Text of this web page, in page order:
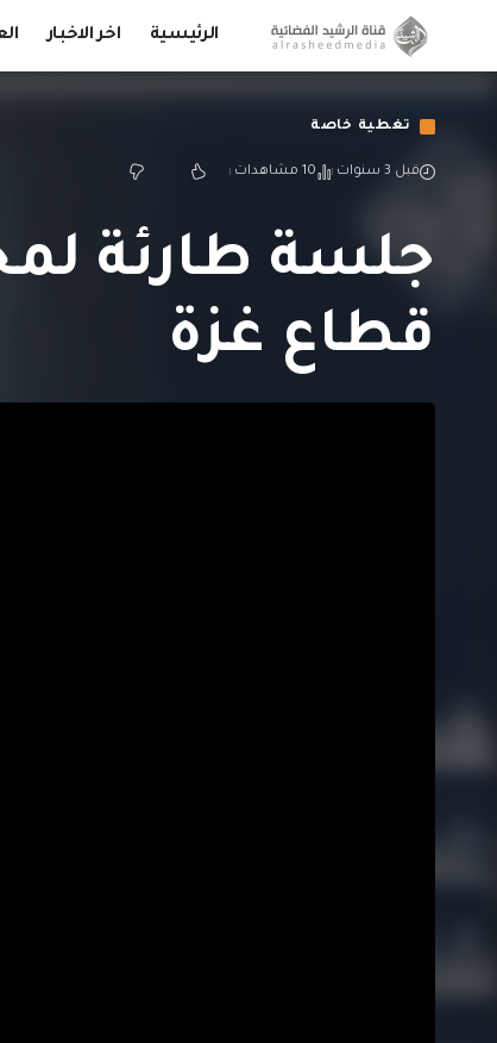
الرئيسية اخر الاخبار
تغطية خاصة
قبل 3 سنوات 10 مشاهدات
جلسة طارئة
قطاع غزة